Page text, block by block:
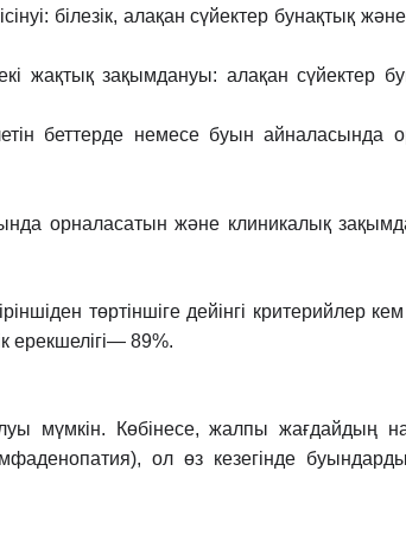
білезік, алақан сүйектер бунақтық
жақтықзақымдануы: алақан сүйектер
беттерде немесе буын айналасында
орналасатын жəне клиникалық
төртіншіге дейінгі критерийлер
ерекшелігі— 89%.
мүмкін.
Көбінесе, жалпы жағдайдың
ол өз кезегінде